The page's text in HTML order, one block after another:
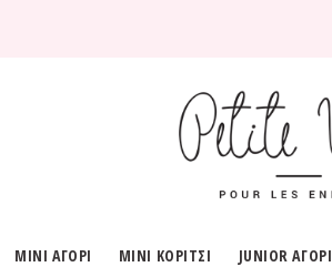
MINI ΑΓΟΡΙ
MINI ΚΟΡΙΤΣΙ
JUNIOR ΑΓΟΡΙ